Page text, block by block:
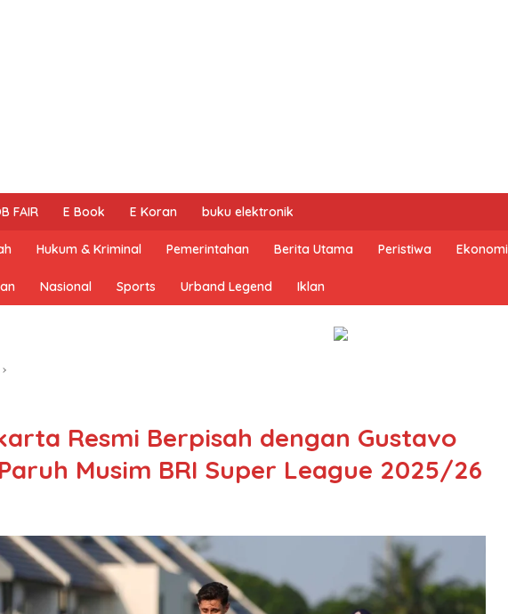
FAIR E Book E Koran buku elektronik
Hukum & Kriminal Pemerintahan Berita Utama Peristiwa Ekonomi
Nasional Sports Urband Legend Iklan
Resmi Berpisah dengan Gustavo
Musim BRI Super League 2025/26